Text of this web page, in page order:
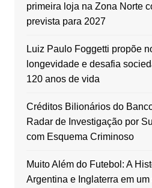
primeira loja na Zona Norte
prevista para 2027
Luiz Paulo Foggetti propõe
longevidade e desafia
120 anos de vida
Créditos Bilionários do
Radar de Investigação por
com Esquema Criminoso
Muito Além do Futebol: A
Argentina e Inglaterra em